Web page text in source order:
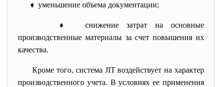
♦ уменьшение объема документации;
♦ снижение затрат на основные
производственные материалы за счет повышения их
качества.
Кроме того, система JIT воздействует на характер
производственного учета. В условиях ее применения